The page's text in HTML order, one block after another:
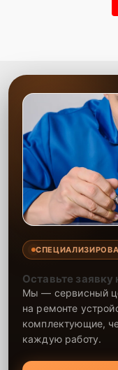
Оставьте
Мы — сервисный
на ремонте
комплектующие,
каждую работу.